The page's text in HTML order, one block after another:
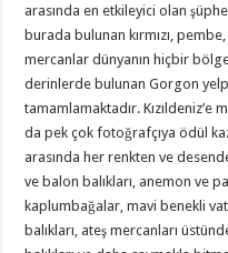
arasında en etkileyici olan
burada bulunan kırmızı,
mercanlar dünyanın hiçbir
derinlerde bulunan Gorgon
tamamlamaktadır. Kızıldeniz’e
da pek çok fotoğrafçıya ödül
arasında her renkten ve
ve balon balıkları, anemon ve
kaplumbağalar, mavi benekli
balıkları, ateş mercanları